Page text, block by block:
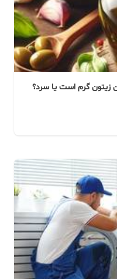
زیتون گرم است یا سرد؟